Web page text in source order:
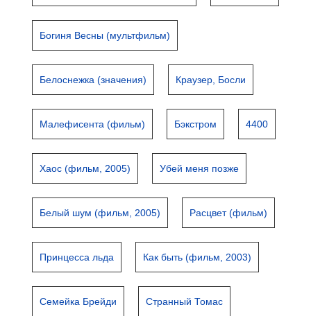
Богиня Весны (мультфильм)
Белоснежка (значения) Краузер, Босли
Малефисента (фильм) Бэкстром 4400
Хаос (фильм, 2005) Убей меня позже
Белый шум (фильм, 2005) Расцвет (фильм)
Принцесса льда Как быть (фильм, 2003)
Семейка Брейди Странный Томас